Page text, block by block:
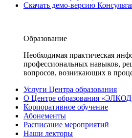
Скачать демо-версию
Образование
Необходимая практическая
профессиональных навыков,
вопросов, возникающих в
Услуги Центра образования
О Центре образования
Корпоративное обучение
Абонементы
Расписание мероприятий
Наши лекторы